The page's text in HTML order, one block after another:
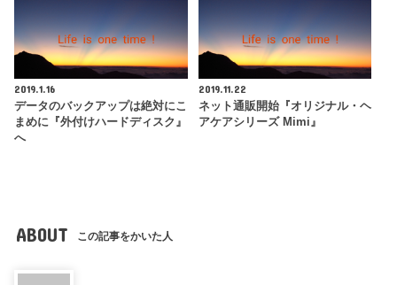
2019.1.16
データのバックアップは絶対にこ
まめに『外付けハードディスク』
へ
2019.11.22
ネット通販開始『オリジナル・ヘ
アケアシリーズ Mimi』
ABOUT この記事をかいた人